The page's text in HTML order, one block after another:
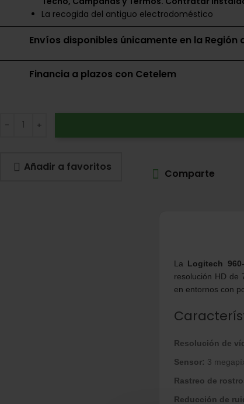
La recogida del antiguo electrodoméstico
Envíos disponibles únicamente en la Región
Financia a plazos con Cetelem
Añadir a favoritos
Comparte
La Logitech
resolución HD de
en entornos con
Resolución de
Sensor: 3
Rastreo de
Reducción de